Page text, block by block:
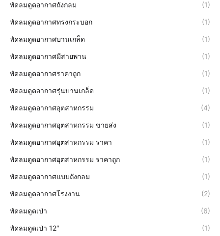
พัดลมดูดอากาศถังกลม (1)
พัดลมดูดอากาศทรงกระบอก (1)
พัดลมดูดอากาศบานเกล็ด (1)
พัดลมดูดอากาศมีสายพาน (1)
พัดลมดูดอากาศราคาถูก (1)
พัดลมดูดอากาศรุ่นบานเกล็ด (1)
พัดลมดูดอากาศอุตสาหกรรม (4)
พัดลมดูดอากาศอุตสาหกรรม ขายส่ง (1)
พัดลมดูดอากาศอุตสาหกรรม ราคา (1)
พัดลมดูดอากาศอุตสาหกรรม ราคาถูก (1)
พัดลมดูดอากาศแบบถังกลม (1)
พัดลมดูดอากาศโรงงาน (2)
พัดลมดูดเป่า (6)
พัดลมดูดเป่า 12″ (1)